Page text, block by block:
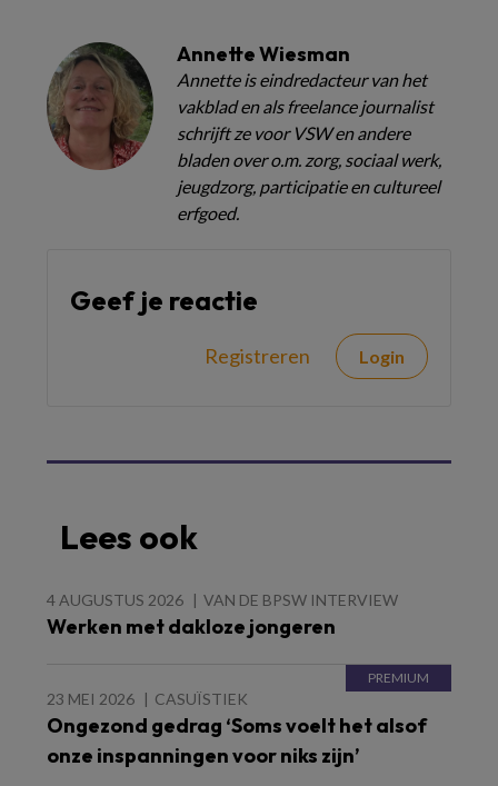
Annette Wiesman
Annette is eindredacteur van het
vakblad en als freelance journalist
schrijft ze voor VSW en andere
bladen over o.m. zorg, sociaal werk,
jeugdzorg, participatie en cultureel
erfgoed.
Geef je reactie
Registreren Login
Lees ook
4 AUGUSTUS 2026 VAN DE BPSW INTERVIEW
Werken met dakloze jongeren
23 MEI 2026 CASUÏSTIEK
Ongezond gedrag ‘Soms voelt het alsof
onze inspanningen voor niks zijn’